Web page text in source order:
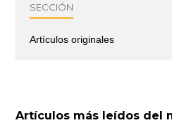
SECCIÓN
Artículos originales
Artículos más leídos del